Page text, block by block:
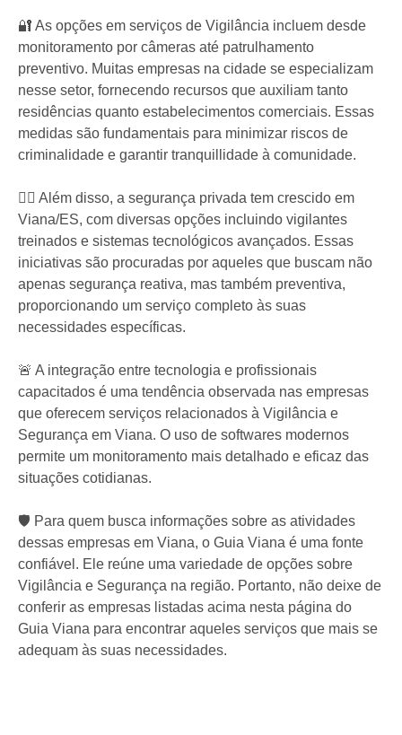
🔐 As opções em serviços de Vigilância incluem desde
monitoramento por câmeras até patrulhamento
preventivo. Muitas empresas na cidade se especializam
nesse setor, fornecendo recursos que auxiliam tanto
residências quanto estabelecimentos comerciais. Essas
medidas são fundamentais para minimizar riscos de
criminalidade e garantir tranquillidade à comunidade.
👮‍♀️ Além disso, a segurança privada tem crescido em
Viana/ES, com diversas opções incluindo vigilantes
treinados e sistemas tecnológicos avançados. Essas
iniciativas são procuradas por aqueles que buscam não
apenas segurança reativa, mas também preventiva,
proporcionando um serviço completo às suas
necessidades específicas.
🚨 A integração entre tecnologia e profissionais
capacitados é uma tendência observada nas empresas
que oferecem serviços relacionados à Vigilância e
Segurança em Viana. O uso de softwares modernos
permite um monitoramento mais detalhado e eficaz das
situações cotidianas.
🛡️ Para quem busca informações sobre as atividades
dessas empresas em Viana, o Guia Viana é uma fonte
confiável. Ele reúne uma variedade de opções sobre
Vigilância e Segurança na região. Portanto, não deixe de
conferir as empresas listadas acima nesta página do
Guia Viana para encontrar aqueles serviços que mais se
adequam às suas necessidades.